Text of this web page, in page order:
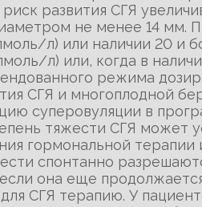
развития СГЯ
не менее 14 мм.
л) или наличии 20 и
л) или, когда в
режима
СГЯ и многоплодной
суперовуляции в
тяжести СГЯ может
гормональной терапии
спонтанно
она еще
СГЯ терапию. У